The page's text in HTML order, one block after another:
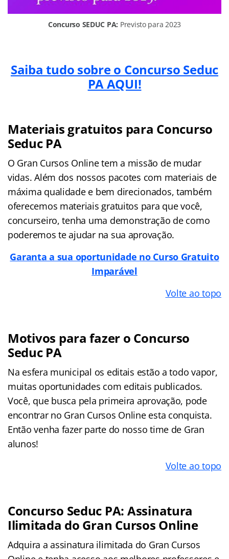
Concurso SEDUC PA: Previsto para 2023
Saiba tudo sobre o Concurso Seduc
PA AQUI!
Materiais gratuitos para Concurso
Seduc PA
O Gran Cursos Online tem a missão de mudar
vidas. Além dos nossos pacotes com materiais de
máxima qualidade e bem direcionados, também
oferecemos materiais gratuitos para que você,
concurseiro, tenha uma demonstração de como
poderemos te ajudar na sua aprovação.
Garanta a sua oportunidade no Curso Gratuito
Imparável
Volte ao topo
Motivos para fazer o Concurso
Seduc PA
Na esfera municipal os editais estão a todo vapor,
muitas oportunidades com editais publicados.
Você, que busca pela primeira aprovação, pode
encontrar no Gran Cursos Online esta conquista.
Então venha fazer parte do nosso time de Gran
alunos!
Volte ao topo
Concurso Seduc PA: Assinatura
Ilimitada do Gran Cursos Online
Adquira a assinatura ilimitada do Gran Cursos